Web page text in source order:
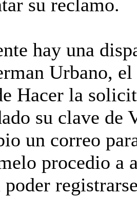
su reclamo.
hay una
Urbano,
Hacer la
su clave de
un correo
procedio a
poder